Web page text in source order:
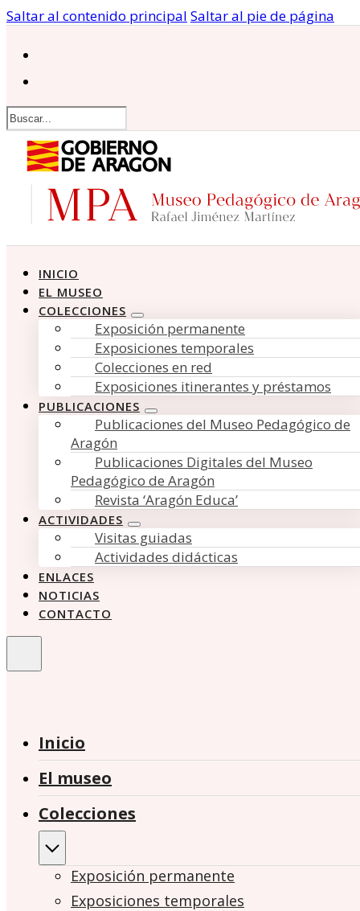
Saltar al contenido principal Saltar al pie de página
Buscar
INICIO
EL MUSEO
COLECCIONES
Exposición permanente
Exposiciones temporales
Colecciones en red
Exposiciones itinerantes y préstamos
PUBLICACIONES
Publicaciones del Museo Pedagógico de
Aragón
Publicaciones Digitales del Museo
Pedagógico de Aragón
Revista ‘Aragón Educa’
ACTIVIDADES
Visitas guiadas
Actividades didácticas
ENLACES
NOTICIAS
CONTACTO
Inicio
El museo
Colecciones
Exposición permanente
Exposiciones temporales